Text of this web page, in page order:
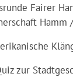
Fairer
Hamm
zur